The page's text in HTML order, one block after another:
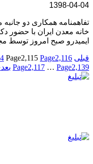
1398-04-04
تفاهمنامه همکاری دو
خانه معدن ایران با حضور
ایمیدرو صبح امروز توسط
قبلی Page2,115 Page2,116
Page2,117 … Page2,139